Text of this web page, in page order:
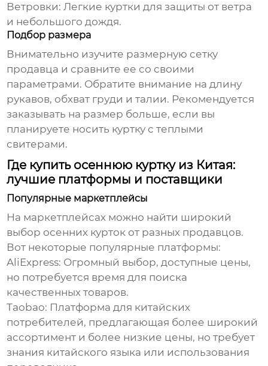
Ветровки: Легкие куртки для защиты от ветра
и небольшого дождя.
Подбор размера
Внимательно изучите размерную сетку
продавца и сравните ее со своими
параметрами. Обратите внимание на длину
рукавов, обхват груди и талии. Рекомендуется
заказывать на размер больше, если вы
планируете носить куртку с теплыми
свитерами.
Где купить осеннюю куртку из Китая:
лучшие платформы и поставщики
Популярные маркетплейсы
На маркетплейсах можно найти широкий
выбор осенних курток от разных продавцов.
Вот некоторые популярные платформы:
AliExpress: Огромный выбор, доступные цены,
но потребуется время для поиска
качественных товаров.
Taobao: Платформа для китайских
потребителей, предлагающая более широкий
ассортимент и более низкие цены, но требует
знания китайского языка или использования